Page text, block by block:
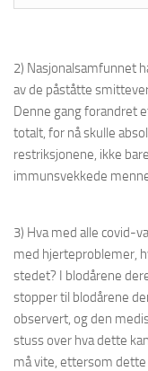
2) Nasjonalsamfunnet
av de påståtte
Denne gang forandret
totalt, for nå skulle
restriksjonene, ikke
immunsvekkede
3) Hva med alle covid-
med hjerteproblemer,
stedet? I blodårene
stopper til blodårene
observert, og den
stuss over hva dette
må vite, ettersom